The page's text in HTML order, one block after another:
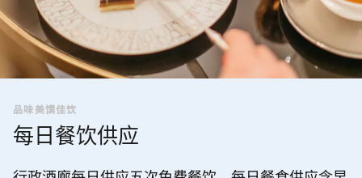
品味美馔佳饮
每日餐饮供应